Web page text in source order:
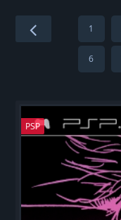
Страница 10
1
6
PSP